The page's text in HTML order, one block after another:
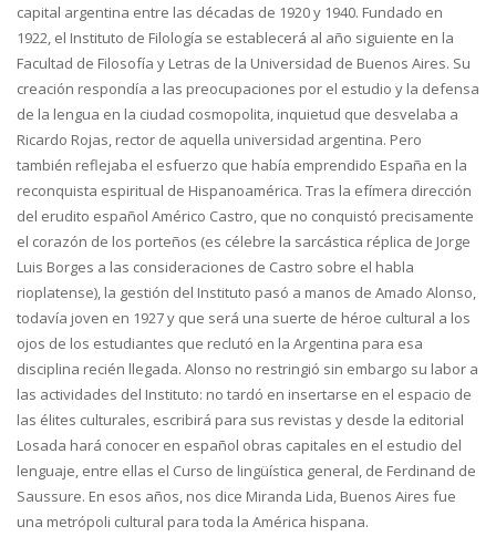
capital argentina entre las décadas de 1920 y 1940. Fundado en
1922, el Instituto de Filología se establecerá al año siguiente en la
Facultad de Filosofía y Letras de la Universidad de Buenos Aires. Su
creación respondía a las preocupaciones por el estudio y la defensa
de la lengua en la ciudad cosmopolita, inquietud que desvelaba a
Ricardo Rojas, rector de aquella universidad argentina. Pero
también reflejaba el esfuerzo que había emprendido España en la
reconquista espiritual de Hispanoamérica. Tras la efímera dirección
del erudito español Américo Castro, que no conquistó precisamente
el corazón de los porteños (es célebre la sarcástica réplica de Jorge
Luis Borges a las consideraciones de Castro sobre el habla
rioplatense), la gestión del Instituto pasó a manos de Amado Alonso,
todavía joven en 1927 y que será una suerte de héroe cultural a los
ojos de los estudiantes que reclutó en la Argentina para esa
disciplina recién llegada. Alonso no restringió sin embargo su labor a
las actividades del Instituto: no tardó en insertarse en el espacio de
las élites culturales, escribirá para sus revistas y desde la editorial
Losada hará conocer en español obras capitales en el estudio del
lenguaje, entre ellas el Curso de lingüística general, de Ferdinand de
Saussure. En esos años, nos dice Miranda Lida, Buenos Aires fue
una metrópoli cultural para toda la América hispana.